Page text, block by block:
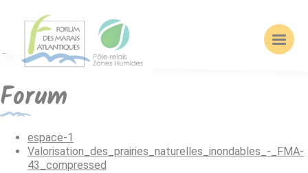
Documents
Forum
espace-1
Valorisation_des_prairies_naturelles_inondables_-_FMA-
43_compressed